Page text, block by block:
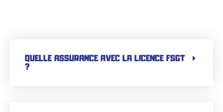
QUELLE ASSURANCE AVEC LA LICENCE FSGT
?